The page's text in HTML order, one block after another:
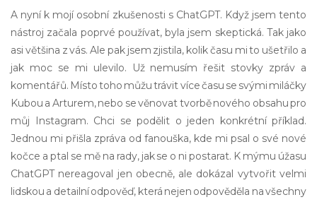
A nyní k mojí osobní zkušenosti s ChatGPT. Když jsem tento
nástroj začala poprvé používat, byla jsem skeptická. Tak jako
asi většina z vás. Ale pak jsem zjistila, kolik času mi to ušetřilo a
jak moc se mi ulevilo. Už nemusím řešit stovky zpráv a
komentářů. Místo toho můžu trávit více času se svými miláčky
Kubou a Arturem, nebo se věnovat tvorbě nového obsahu pro
můj Instagram. Chci se podělit o jeden konkrétní příklad.
Jednou mi přišla zpráva od fanouška, kde mi psal o své nové
kočce a ptal se mě na rady, jak se o ni postarat. K mýmu úžasu
ChatGPT nereagoval jen obecně, ale dokázal vytvořit velmi
lidskou a detailní odpověď, která nejen odpověděla na všechny